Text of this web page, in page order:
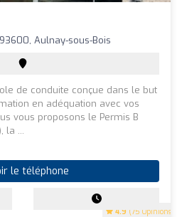
4.9 (75 Opinions)
Aulnay-sous-Bois
de conduite conçue dans le but
en adéquation avec vos
vous proposons le Permis B
la ...
le téléphone